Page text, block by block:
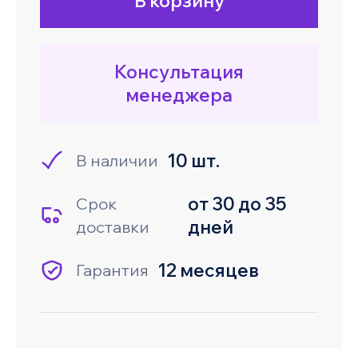
Консультация
менеджера
В наличии 10 шт.
Срок
доставки
от 30 до 35
дней
Гарантия 12 месяцев